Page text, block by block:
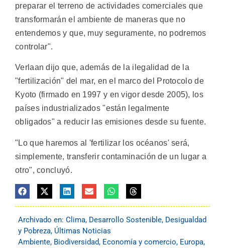
preparar el terreno de actividades comerciales que
transformarán el ambiente de maneras que no
entendemos y que, muy seguramente, no podremos
controlar".
Verlaan dijo que, además de la ilegalidad de la
"fertilización" del mar, en el marco del Protocolo de
Kyoto (firmado en 1997 y en vigor desde 2005), los
países industrializados "están legalmente
obligados" a reducir las emisiones desde su fuente.
"Lo que haremos al 'fertilizar los océanos' será,
simplemente, transferir contaminación de un lugar a
otro", concluyó.
Archivado en: Clima, Desarrollo Sostenible, Desigualdad
y Pobreza, Últimas Noticias
Ambiente, Biodiversidad, Economía y comercio, Europa,